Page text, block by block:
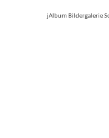
jAlbum Bildergalerie